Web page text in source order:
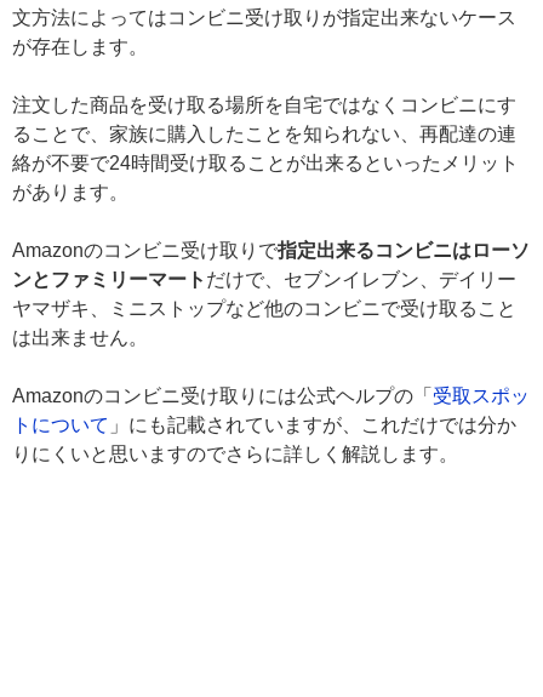
文方法によってはコンビニ受け取りが指定出来ないケース
が存在します。
注文した商品を受け取る場所を自宅ではなくコンビニにす
ることで、家族に購入したことを知られない、再配達の連
絡が不要で24時間受け取ることが出来るといったメリット
があります。
Amazonのコンビニ受け取りで指定出来るコンビニはローソ
ンとファミリーマート だけで、セブンイレブン、デイリー
ヤマザキ、ミニストップなど他のコンビニで受け取ること
は出来ません。
Amazonのコンビニ受け取りには公式ヘルプの「 受取スポッ
トについて 」にも記載されていますが、これだけでは分か
りにくいと思いますのでさらに詳しく解説します。